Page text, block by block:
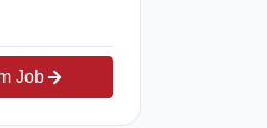
Job